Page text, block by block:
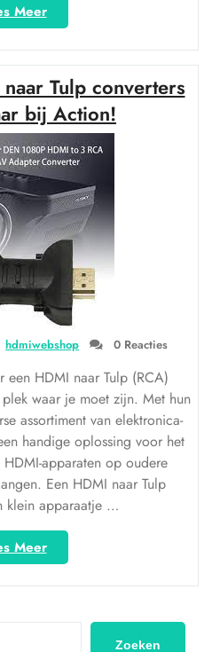
Meer“Ontdek
de
Beste
HDMI
Kabel
van
5
Meter
bij
MediaMarkt
voor
Optimaal
Kijkplezier”
Tulp converters
bij Action!
hdmiwebshop 0 Reacties
HDMI naar Tulp (RCA)
waar je moet zijn. Met hun
assortiment van elektronica-
handige oplossing voor het
apparaten op oudere
Een HDMI naar Tulp
klein apparaatje …
Meer“Voordelige
HDMI
naar
converters
verkrijgbaarZoeken